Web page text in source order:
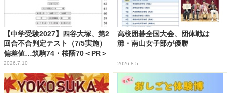
【中学受験2027】四谷大塚、第2
回合不合判定テスト（7/5実施）
偏差値…筑駒74・桜蔭70＜PR＞
2026.7.10
高校囲碁全国大会、団体戦は
灘・南山女子部が優勝
2026.8.5